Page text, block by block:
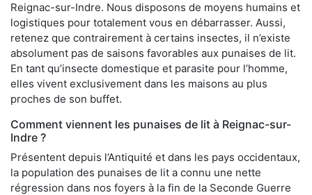
Reignac-sur-Indre. Nous disposons de moyens humains et
logistiques pour totalement vous en débarrasser. Aussi,
retenez que contrairement à certains insectes, il n’existe
absolument pas de saisons favorables aux punaises de lit.
En tant qu’insecte domestique et parasite pour l’homme,
elles vivent exclusivement dans les maisons au plus
proches de son buffet.
Comment viennent les punaises de lit à Reignac-sur-
Indre ?
Présentent depuis l’Antiquité et dans les pays occidentaux,
la population des punaises de lit a connu une nette
régression dans nos foyers à la fin de la Seconde Guerre